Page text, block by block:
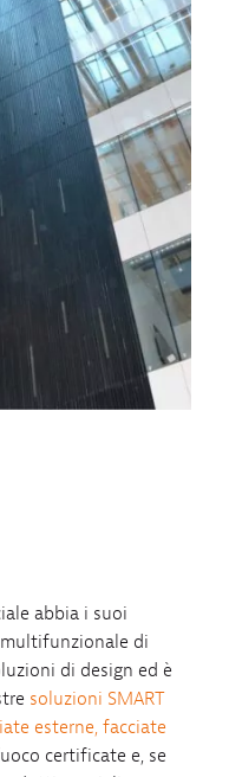
abbia i suoi
di
di design ed è
soluzioni SMART
esterne, facciate
certificate e, se